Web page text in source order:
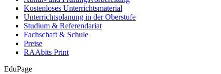
Kostenloses Unterrichtsmaterial
Unterrichtsplanung in der Oberstufe
Studium & Referendariat
Fachschaft & Schule
Preise
RAAbits Print
EduPage